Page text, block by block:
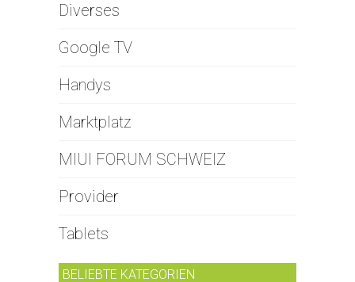
Diverses
Google TV
Handys
Marktplatz
MIUI FORUM SCHWEIZ
Provider
Tablets
BELIEBTE KATEGORIEN